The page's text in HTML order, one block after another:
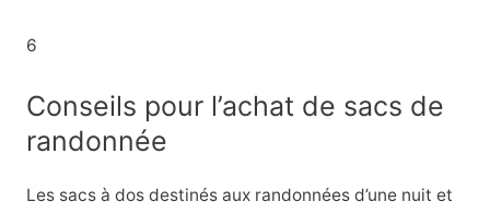
6
Conseils pour l’achat de sacs de
randonnée
Les sacs à dos destinés aux randonnées d’une nuit et